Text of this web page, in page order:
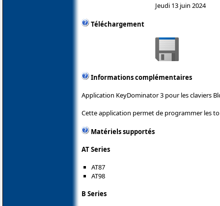
Jeudi 13 juin 2024
Téléchargement
Informations complémentaires
Application KeyDominator 3 pour les claviers
Cette application permet de programmer les
Matériels supportés
AT Series
AT87
AT98
B Series